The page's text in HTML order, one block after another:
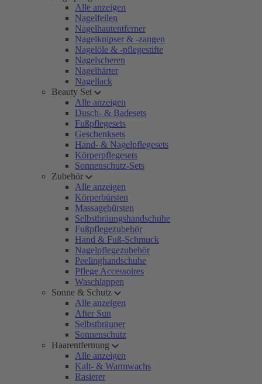
Alle anzeigen
Nagelfeilen
Nagelhautentferner
Nagelknipser & -zangen
Nagelöle & -pflegestifte
Nagelscheren
Nagelhärter
Nagellack
Beauty Set
Alle anzeigen
Dusch- & Badesets
Fußpflegesets
Geschenksets
Hand- & Nagelpflegesets
Körperpflegesets
Sonnenschutz-Sets
Zubehör
Alle anzeigen
Körperbürsten
Massagebürsten
Selbstbräungshandschuhe
Fußpflegezubehör
Hand & Fuß-Schmuck
Nagelpflegezubehör
Peelinghandschuhe
Pflege Accessoires
Waschlappen
Sonne & Schutz
Alle anzeigen
After Sun
Selbstbräuner
Sonnenschutz
Haarentfernung
Alle anzeigen
Kalt- & Warmwachs
Rasierer